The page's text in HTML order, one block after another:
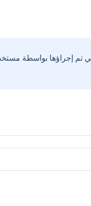
تم إجراؤها بواسطة